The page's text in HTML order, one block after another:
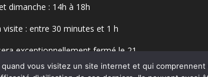
dimanche : 14h à 18h
visite : entre 30 minutes et 1 h
exceptionnellement fermé le 21
août 2026.
vous visitez un site internet et qui